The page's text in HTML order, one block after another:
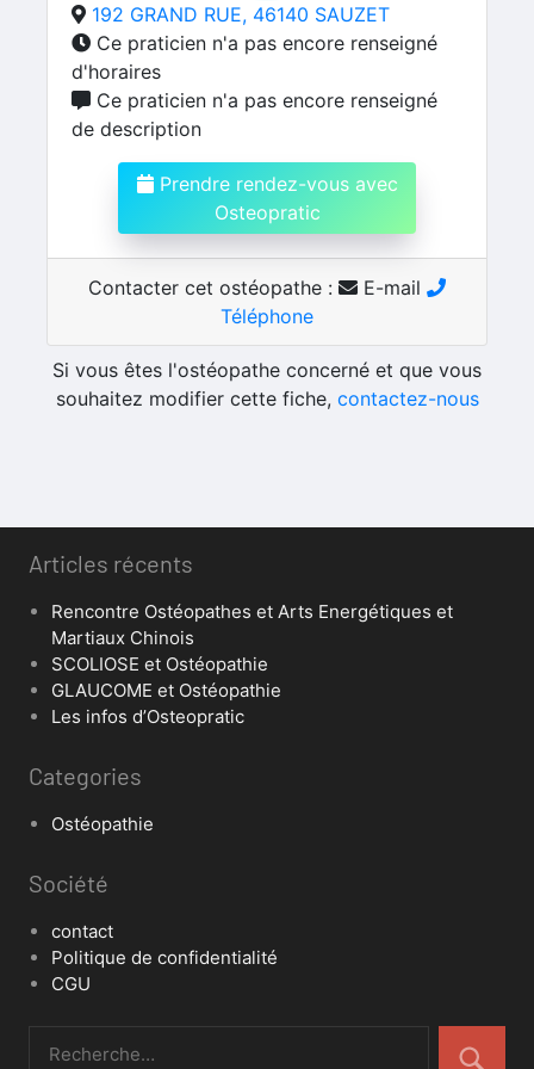
192 GRAND RUE, 46140 SAUZET
Ce praticien n'a pas encore renseigné
d'horaires
Ce praticien n'a pas encore renseigné
de description
Prendre rendez-vous avec
Osteopratic
Contacter cet ostéopathe :
E-mail
Téléphone
Si vous êtes l'ostéopathe concerné et que vous
souhaitez modifier cette fiche, contactez-nous
Articles récents
Rencontre Ostéopathes et Arts Energétiques et
Martiaux Chinois
SCOLIOSE et Ostéopathie
GLAUCOME et Ostéopathie
Les infos d’Osteopratic
Categories
Ostéopathie
Société
contact
Politique de confidentialité
CGU